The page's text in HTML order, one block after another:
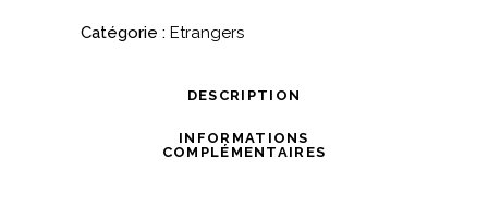
Catégorie : Etrangers
DESCRIPTION
INFORMATIONS
COMPLÉMENTAIRES